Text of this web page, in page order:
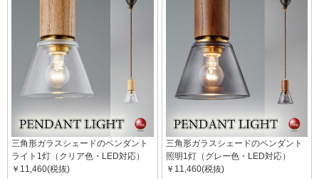
三角形ガラスシェードのペンダント
ライト1灯（クリア色・LED対応）
￥11,460(税抜)
三角形ガラスシェードのペンダント
照明1灯（グレー色・LED対応）
￥11,460(税抜)